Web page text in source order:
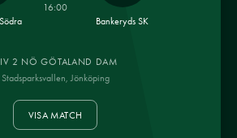
16:00
Bankeryds SK
2 NÖ GÖTALAND DAM
Stadsparksvallen, Jönköping
VISA MATCH